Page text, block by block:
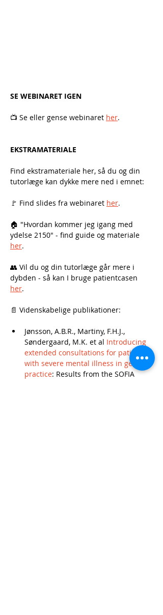
SE WEBINARET IGEN
📺 Se eller gense webinaret her.
EKSTRAMATERIALE
Find ekstramateriale her, så du og din
tutorlæge kan dykke mere ned i emnet:
🚩 Find slides fra webinaret her.
🏠 "Hvordan kommer jeg igang med
ydelse 2150" - find guide og materiale
her.
👥 Vil du og din tutorlæge går mere i
dybden - så kan I bruge patientcasen
her.
📄 Videnskabelige publikationer:
Jønsson, A.B.R., Martiny, F.H.J.,
Søndergaard, M.K. et al Introducing
extended consultations for patients
with severe mental illness in general
practice: Results from the SOFIA